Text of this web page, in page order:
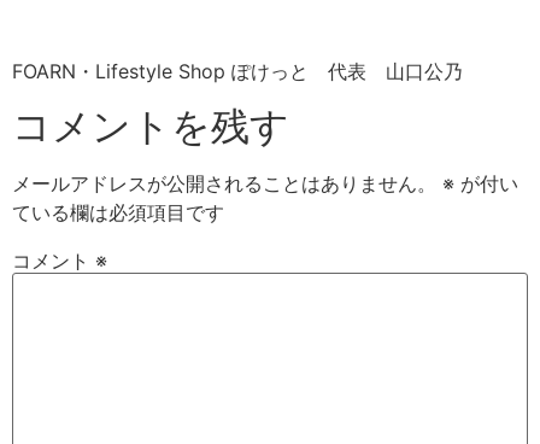
FOARN・Lifestyle Shop ぽけっと 代表 山口公乃
コメントを残す
メールアドレスが公開されることはありません。 ※ が付い
ている欄は必須項目です
コメント ※